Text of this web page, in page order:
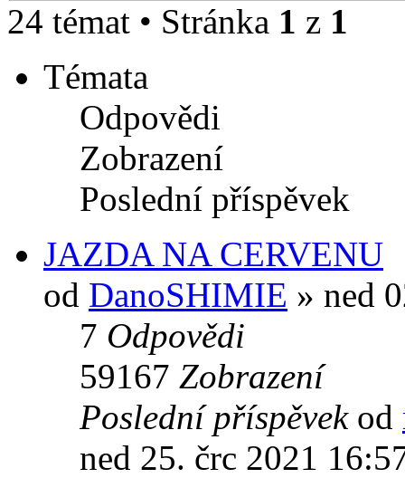
24 témat • Stránka 1 z 1
Témata
Odpovědi
Zobrazení
Poslední příspěvek
JAZDA NA CERVENU
od DanoSHIMIE » ned
7 Odpovědi
59167 Zobrazení
Poslední příspěvek od
ned 25. črc 2021